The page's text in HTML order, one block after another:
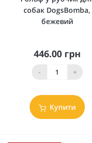
собак DogsBomba,
бежевий
446.00 грн
- +
Купити